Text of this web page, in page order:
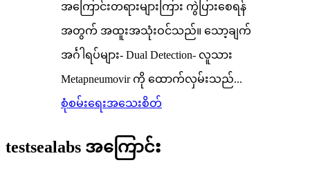
အကြောင်းတရားများကြား ကွဲပြားစေရန်
အတွက် အထူးအသုံးဝင်သည်။ သော့ချက်
အင်္ဂါရပ်များ- Dual Detection- လူသား
Metapneumovir ကို ထောက်လှမ်းသည်...
စုံစမ်းရေးအသေးစိတ်
testsealabs အကြောင်း